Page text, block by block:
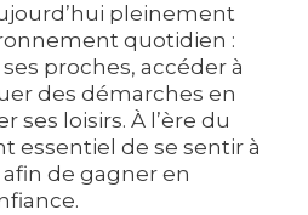
pleinement
quotidien :
proches, accéder à
des démarches en
ses loisirs. À l’ère du
essentiel de se sentir à
afin de gagner en